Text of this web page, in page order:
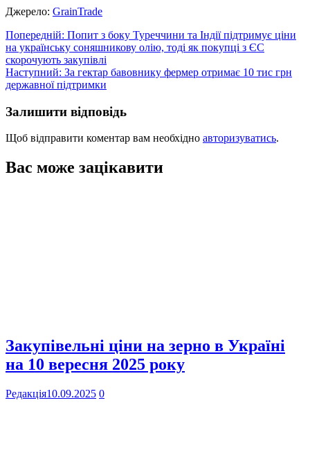
Джерело: GrainTrade
Навігація
записів
Попередній: Попит з боку Туреччини та Індії підтримує ціни
на українську соняшникову олію, тоді як покупці з ЄС
скорочують закупівлі
Наступний: За гектар бавовнику фермер отримає 10 тис грн
державної підтримки
Залишити відповідь
Щоб відправити коментар вам необхідно авторизуватись.
Вас може зацікавити
Закупівельні ціни на зерно в Україні
на 10 вересня 2025 року
Редакція10.09.2025 0